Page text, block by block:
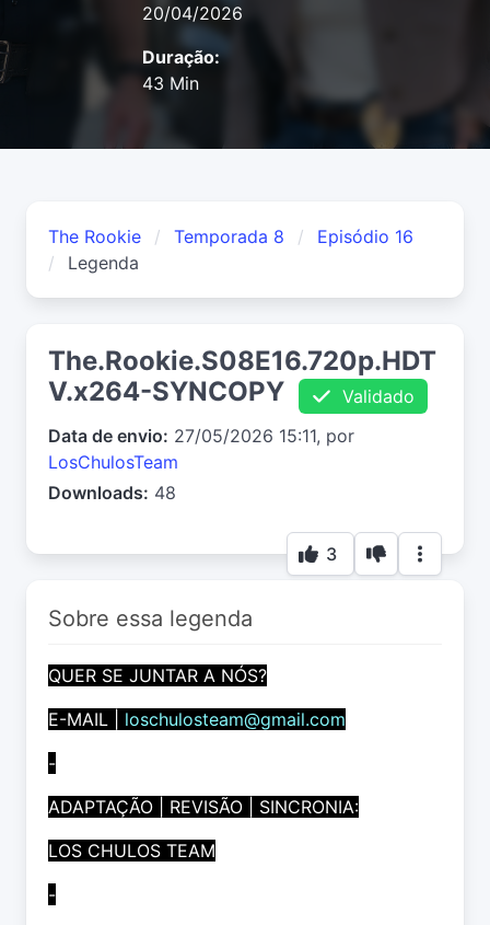
20/04/2026
Duração:
43 Min
The Rookie Temporada 8
Episódio 16
Legenda
The.Rookie.S08E16.720p.HDT
V.x264-SYNCOPY
Validado
Data de envio: 27/05/2026 15:11, por
LosChulosTeam
Downloads: 48
3
Sobre essa legenda
QUER SE JUNTAR A NÓS?
E-MAIL |
loschulosteam@gmail.com
-
ADAPTAÇÃO | REVISÃO | SINCRONIA:
LOS CHULOS TEAM
-